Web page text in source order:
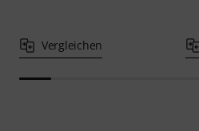
Vergleichen